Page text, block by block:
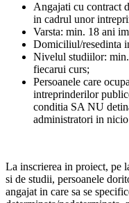
Angajati cu contract
in cadrul unor
Varsta: min. 18 ani
Domiciliul/resedinta
Nivelul studiilor:
fiecarui curs;
Persoanele care
intreprinderilor
conditia SA NU
administratori in
La inscrierea in proiect, pe
si de studii, persoanele
angajat in care sa se